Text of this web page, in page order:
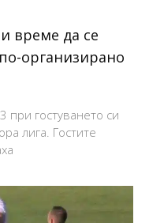
време да се
организирано
при гостуването си
лига. Гостите